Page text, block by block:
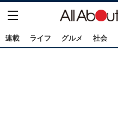
連載 ライフ グルメ 社会